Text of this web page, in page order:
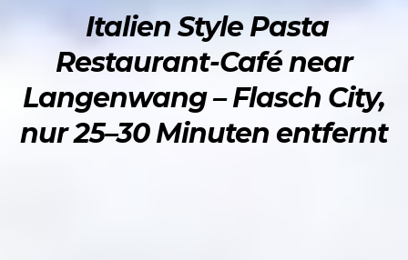
Italien Style Pasta
Restaurant-Café near
Langenwang – Flasch City,
nur 25–30 Minuten entfernt